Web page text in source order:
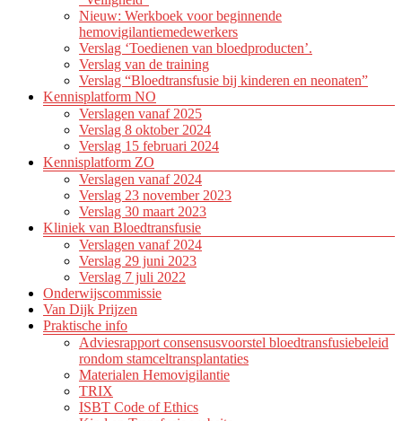
Nieuw: Werkboek voor beginnende
hemovigilantiemedewerkers
Verslag ‘Toedienen van bloedproducten’.
Verslag van de training
Verslag “Bloedtransfusie bij kinderen en neonaten”
Kennisplatform NO
Verslagen vanaf 2025
Verslag 8 oktober 2024
Verslag 15 februari 2024
Kennisplatform ZO
Verslagen vanaf 2024
Verslag 23 november 2023
Verslag 30 maart 2023
Kliniek van Bloedtransfusie
Verslagen vanaf 2024
Verslag 29 juni 2023
Verslag 7 juli 2022
Onderwijscommissie
Van Dijk Prijzen
Praktische info
Adviesrapport consensusvoorstel bloedtransfusiebeleid
rondom stamceltransplantaties
Materialen Hemovigilantie
TRIX
ISBT Code of Ethics